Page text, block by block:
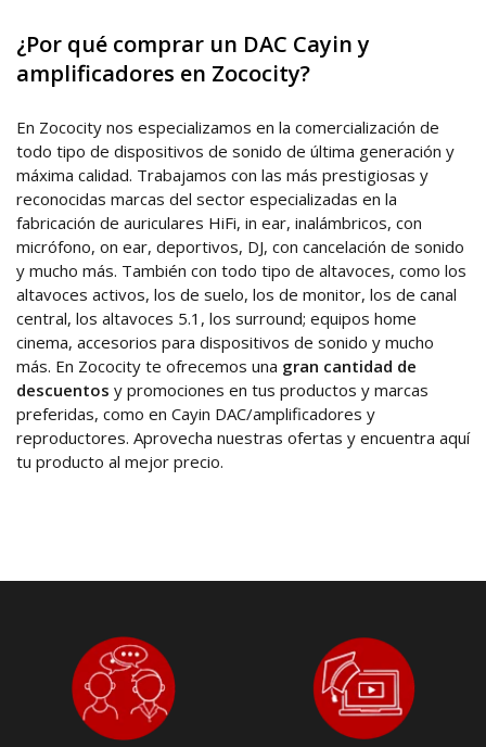
¿Por qué comprar un DAC Cayin y
amplificadores en Zococity?
En Zococity nos especializamos en la comercialización de
todo tipo de dispositivos de sonido de última generación y
máxima calidad. Trabajamos con las más prestigiosas y
reconocidas marcas del sector especializadas en la
fabricación de auriculares HiFi, in ear, inalámbricos, con
micrófono, on ear, deportivos, DJ, con cancelación de sonido
y mucho más. También con todo tipo de altavoces, como los
altavoces activos, los de suelo, los de monitor, los de canal
central, los altavoces 5.1, los surround; equipos home
cinema, accesorios para dispositivos de sonido y mucho
más. En Zococity te ofrecemos una gran cantidad de
descuentos y promociones en tus productos y marcas
preferidas, como en Cayin DAC/amplificadores y
reproductores. Aprovecha nuestras ofertas y encuentra aquí
tu producto al mejor precio.